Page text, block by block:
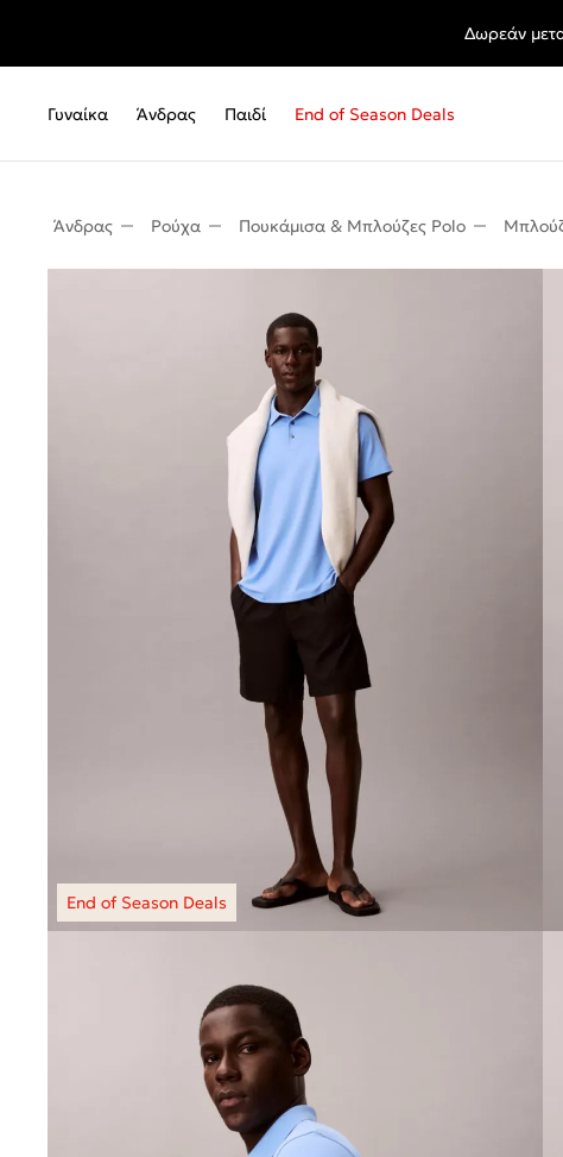
Δωρεάν
Γυναίκα Άνδρας Παιδί End of Season Deals
Άνδρας Ρούχα Πουκάμισα & Μπλούζες Polo